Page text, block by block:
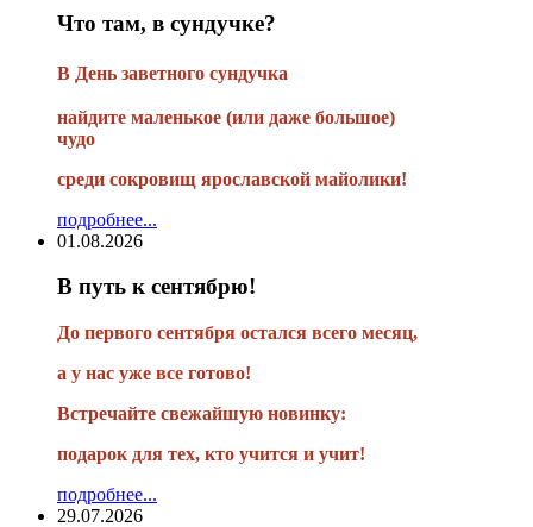
Что там, в сундучке?
В День заветного сундучка
найдите маленькое (или даже большое)
чудо
среди сокровищ ярославской майолики!
подробнее...
01.08.2026
В путь к сентябрю!
До первого сентября остался всего месяц,
а у нас уже все готово!
Встречайте свежайшую новинку:
подарок для тех, кто учится и учит!
подробнее...
29.07.2026